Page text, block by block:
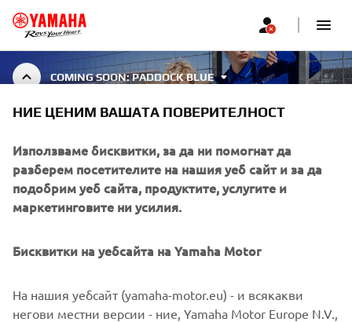
COMING SOON: PADDOCK BLUE
COMING SOON: PADDOCK
BLUE
CORPORATE
MORE YAMAHA
НИЕ ЦЕНИМ ВАШАТА ПОВЕРИТЕЛНОСТ
Използваме бисквитки, за да ни помогнат да
разберем посетителите на нашия уеб сайт и за да
подобрим уеб сайта, продуктите, услугите и
маркетинговите ни усилия.
Бисквитки на уебсайта на Yamaha Motor
На нашия уебсайт (yamaha-motor.eu) - и всякакви
негови местни версии - ние, Yamaha Motor Europe N.V.,